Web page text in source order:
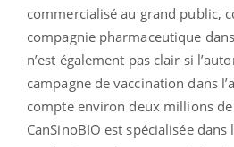
commercialisé au grand public,
compagnie pharmaceutique
n’est également pas clair si
campagne de vaccination dans
compte environ deux millions
CanSinoBIO est spécialisée dans